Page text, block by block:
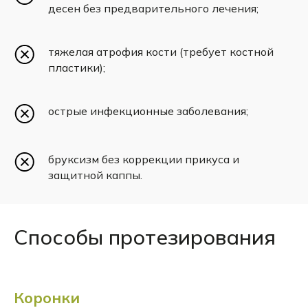
десен без предварительного лечения;
тяжелая атрофия кости (требует костной
пластики);
острые инфекционные заболевания;
бруксизм без коррекции прикуса и
защитной каппы.
Способы протезирования
Коронки